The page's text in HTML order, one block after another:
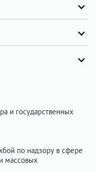
и государственных
по надзору в сфере
массовых